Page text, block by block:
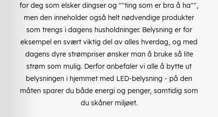
for deg som elsker dingser og ""ting som er bra å ha"",
men den inneholder også helt nødvendige produkter
som trengs i dagens husholdninger. Belysning er for
eksempel en svært viktig del av alles hverdag, og med
dagens dyre strømpriser ønsker man å bruke så lite
strøm som mulig. Derfor anbefaler vi alle å bytte ut
belysningen i hjemmet med LED-belysning - på den
måten sparer du både energi og penger, samtidig som
du skåner miljøet.